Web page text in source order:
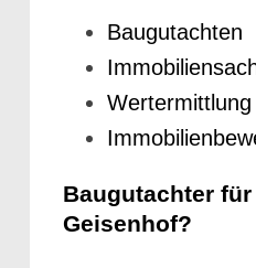
Baugutachten
Wertermittlung
Baugutachter
Geisenhof?